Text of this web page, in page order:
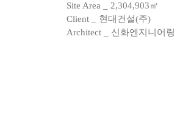
Site Area _ 2,304,903㎡
Client _ 현대건설(주)
Architect _ 신화엔지니어링